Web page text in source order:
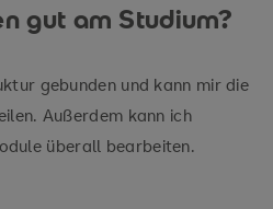
gut am Studium?
gebunden und kann mir die
Außerdem kann ich
überall bearbeiten.